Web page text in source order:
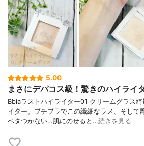
5.00
まさにデパコス級！驚きのハイライ
Bbiaラストハイライター01 クリームグラス
イター。プチプラでこの繊細なラメ、そして
ベタつかない…肌にのせると…続きを見る